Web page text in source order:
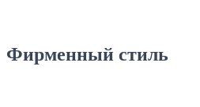
Фирменный стиль